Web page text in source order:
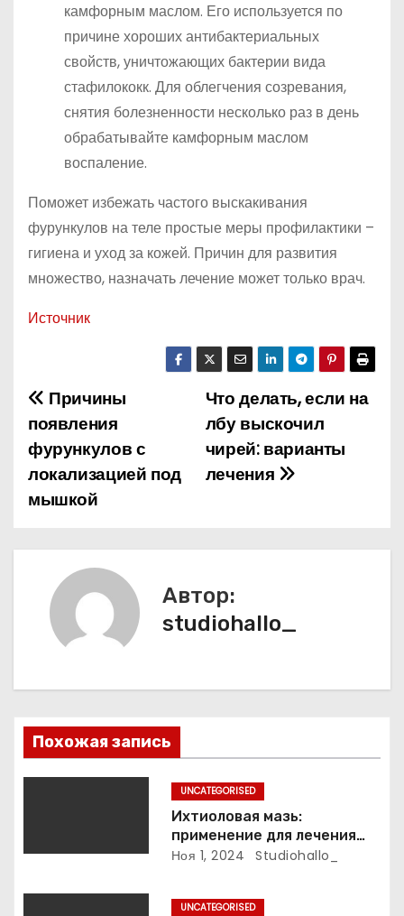
камфорным маслом. Его используется по
причине хороших антибактериальных
свойств, уничтожающих бактерии вида
стафилококк. Для облегчения созревания,
снятия болезненности несколько раз в день
обрабатывайте камфорным маслом
воспаление.
Поможет избежать частого выскакивания
фурункулов на теле простые меры профилактики –
гигиена и уход за кожей. Причин для развития
множество, назначать лечение может только врач.
Источник
Н
а
в
г
п
о
а
п
Что делать, если на
лбу выскочил
чирей: варианты
лечения
Причины
появления
фурункулов с
локализацией под
мышкой
Автор:
studiohallo_
Похожая запись
UNCATEGORISED
Ихтиоловая мазь:
применение для лечения
фурункулов
Ноя 1, 2024 Studiohallo_
UNCATEGORISED